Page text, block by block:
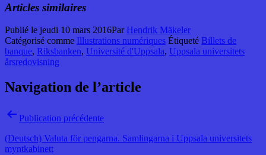
Articles similaires
Publié le jeudi 10 mars 2016Par Hendrik Mäkeler
Catégorisé comme Illustrations numériques Étiqueté Billets de
banque, Riksbanken, Université d'Uppsala, Uppsala universitets
årsredovisning
Navigation de l’article
Publication précédente
(Deutsch) Valuta för pengarna. Samlingarna i Uppsala universitets
myntkabinett